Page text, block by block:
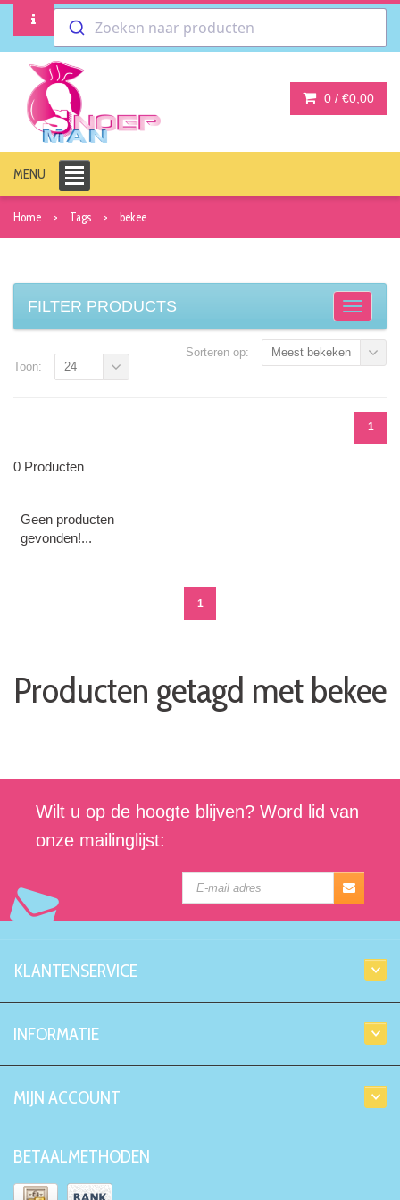
Zoeken naar producten
0 / €0,00
MENU
Home Tags bekee
FILTER PRODUCTS
Sorteren op: Meest bekeken
1
Toon: 24
0 Producten
Geen producten
gevonden!...
1
Producten getagd met bekee
Wilt u op de hoogte blijven? Word lid van
onze mailinglijst:
KLANTENSERVICE
INFORMATIE
MIJN ACCOUNT
BETAALMETHODEN